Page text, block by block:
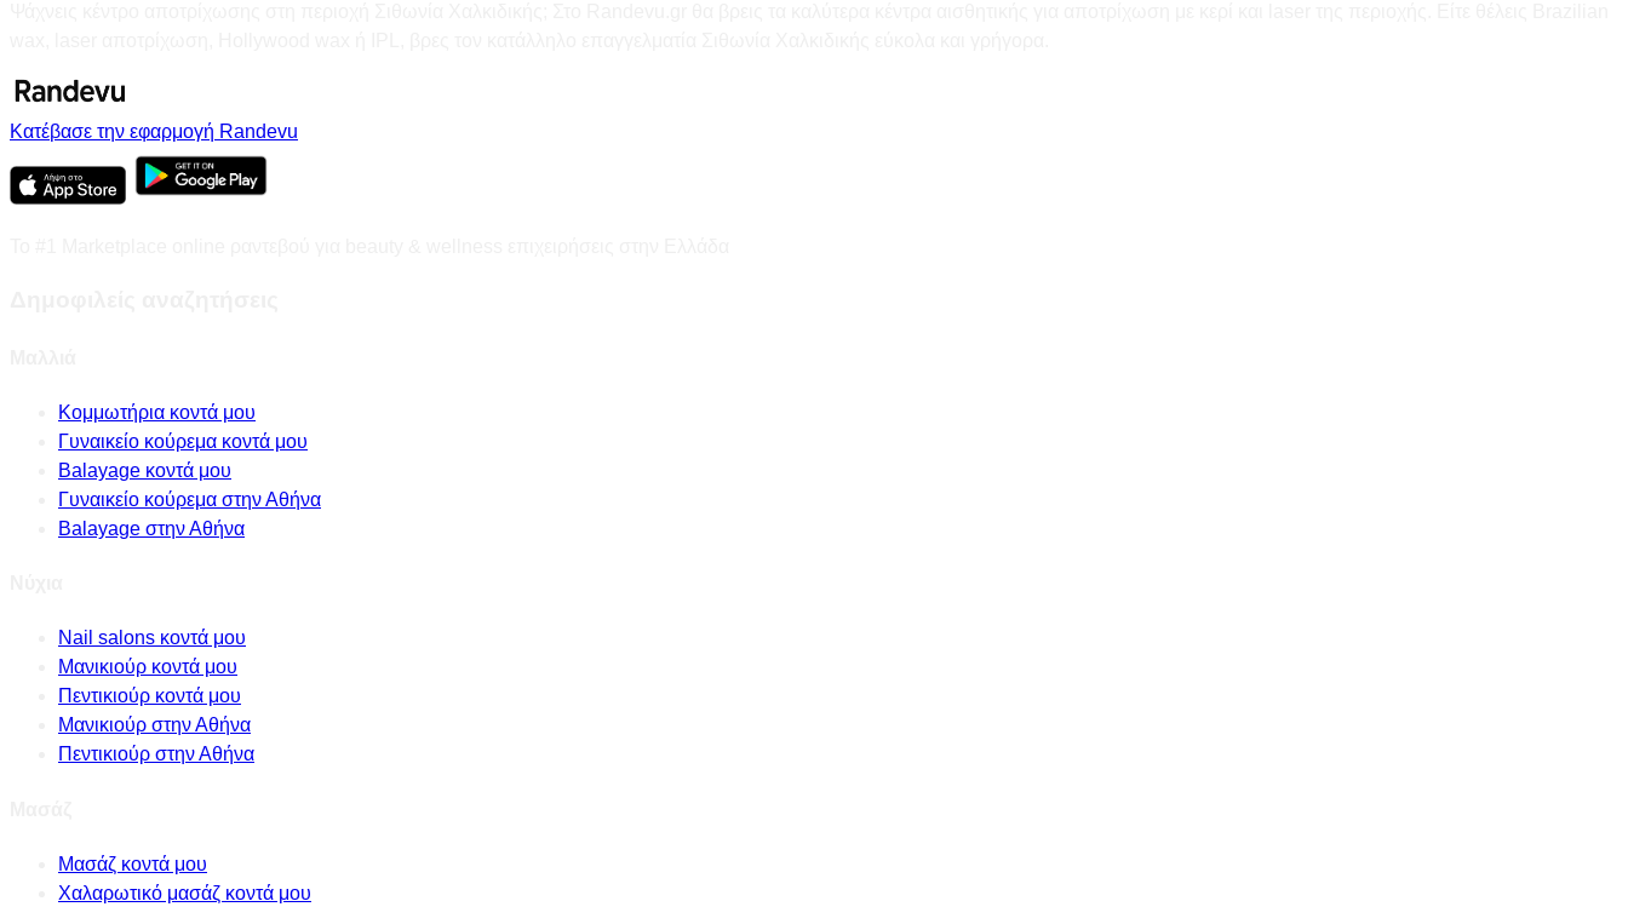
Κατέβασε την εφαρμογή Randevu
Κομμωτήρια κοντά μου
Γυναικείο κούρεμα κοντά μου
Balayage κοντά μου
Γυναικείο κούρεμα στην Αθήνα
Balayage στην Αθήνα
Nail salons κοντά μου
Μανικιούρ κοντά μου
Πεντικιούρ κοντά μου
Μανικιούρ στην Αθήνα
Πεντικιούρ στην Αθήνα
Μασάζ κοντά μου
Χαλαρωτικό μασάζ κοντά μου